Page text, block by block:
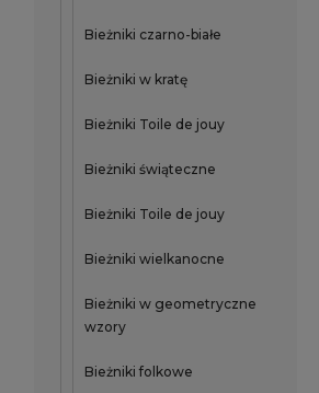
Bieżniki czarno-białe
Bieżniki w kratę
Bieżniki Toile de jouy
Bieżniki świąteczne
Bieżniki Toile de jouy
Bieżniki wielkanocne
Bieżniki w geometryczne
wzory
Bieżniki folkowe